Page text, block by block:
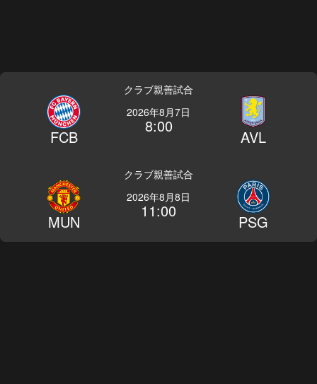
クラブ親善試合
FCB
2026年8月7日
8:00
AVL
クラブ親善試合
MUN
2026年8月8日
11:00
PSG